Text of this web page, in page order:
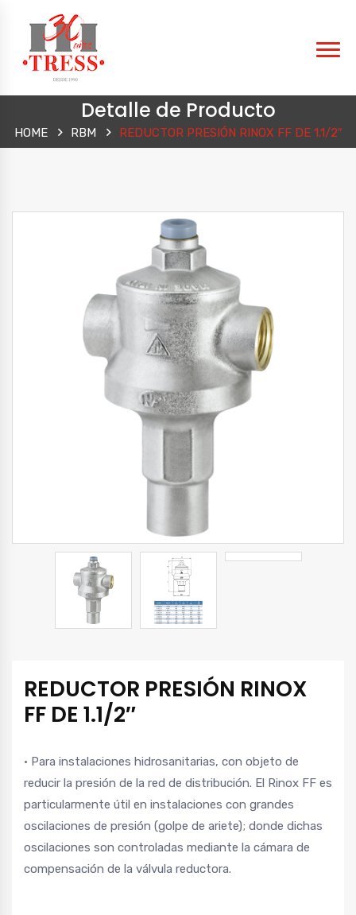
Detalle de Producto
HOME RBM REDUCTOR PRESIÓN RINOX FF DE 1.1/2″
REDUCTOR PRESIÓN RINOX
FF DE 1.1/2″
• Para instalaciones hidrosanitarias, con objeto de
reducir la presión de la red de distribución. El Rinox FF es
particularmente útil en instalaciones con grandes
oscilaciones de presión (golpe de ariete); donde dichas
oscilaciones son controladas mediante la cámara de
compensación de la válvula reductora.